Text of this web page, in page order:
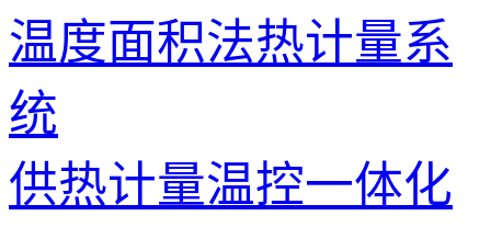
温度面积法热计量系
统
供热计量温控一体化